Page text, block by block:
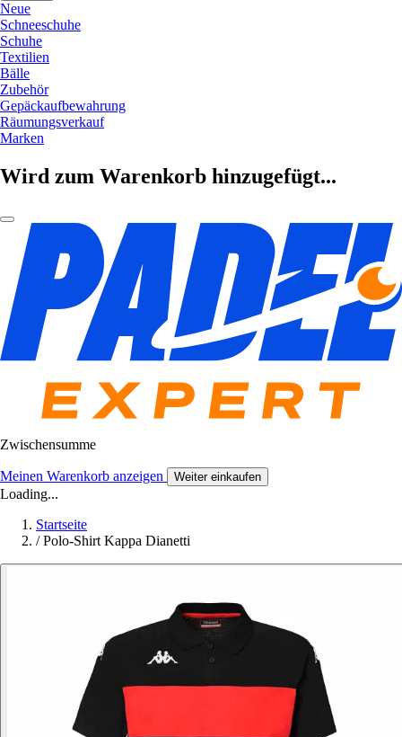
Neue
Schneeschuhe
Schuhe
Textilien
Bälle
Zubehör
Gepäckaufbewahrung
Räumungsverkauf
Marken
Wird zum Warenkorb hinzugefügt...
Zwischensumme
Meinen Warenkorb anzeigen Weiter einkaufen
Loading...
Startseite
/ Polo-Shirt Kappa Dianetti